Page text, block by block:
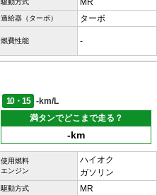
駆動方式 MR
過給器（ターボ） ターボ
燃費性能 -
10・15
-km/L
満タンでどこまで走る？
-km
使用燃料
エンジン
ハイオク
ガソリン
駆動方式 MR